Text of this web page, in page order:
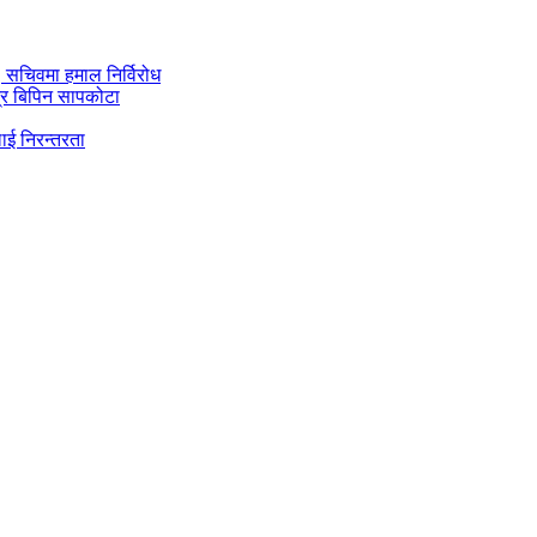
हमाल निर्विरोध
सापकोटा
निरन्तरता